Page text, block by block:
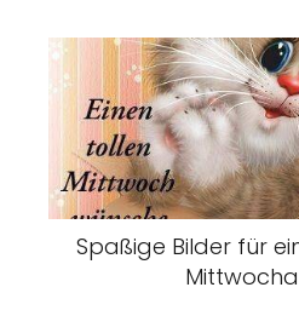
Spaßige Bilder für